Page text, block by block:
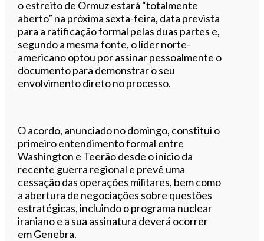
o estreito de Ormuz estará “totalmente
aberto” na próxima sexta-feira, data prevista
para a ratificação formal pelas duas partes e,
segundo a mesma fonte, o líder norte-
americano optou por assinar pessoalmente o
documento para demonstrar o seu
envolvimento direto no processo.
O acordo, anunciado no domingo, constitui o
primeiro entendimento formal entre
Washington e Teerão desde o início da
recente guerra regional e prevê uma
cessação das operações militares, bem como
a abertura de negociações sobre questões
estratégicas, incluindo o programa nuclear
iraniano e a sua assinatura deverá ocorrer
em Genebra.